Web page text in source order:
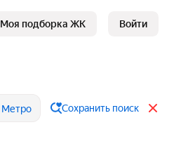
Моя подборка ЖК Войти
Метро Сохранить поиск